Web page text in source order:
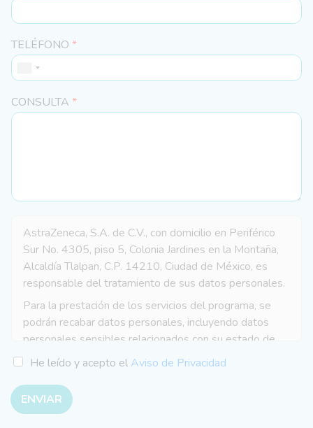
TELÉFONO *
CONSULTA *
AstraZeneca, S.A. de C.V., con domicilio en Periférico
Sur No. 4305, piso 5, Colonia Jardines en la Montaña,
Alcaldía Tlalpan, C.P. 14210, Ciudad de México, es
responsable del tratamiento de sus datos personales.
Para la prestación de los servicios del programa, se
podrán recabar datos personales, incluyendo datos
personales sensibles relacionados con su estado de
salud.
siguientes finalidades necesarias:
Integrar y administrar su expediente dentro del
He leído y acepto el Aviso de Privacidad
ENVIAR